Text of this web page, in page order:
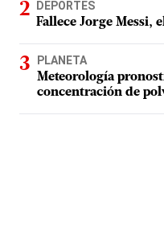
DEPORTES
Fallece Jorge Messi,
PLANETA
Meteorología
concentración de